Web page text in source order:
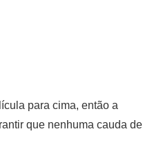
para cima, então a
que nenhuma cauda de